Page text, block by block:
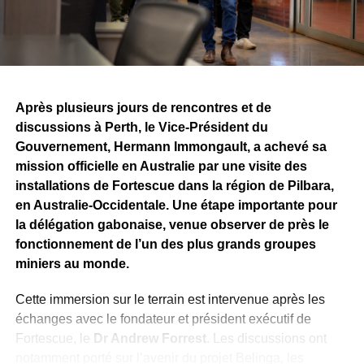
Après plusieurs jours de rencontres et de
discussions à Perth, le Vice-Président du
Gouvernement, Hermann Immongault, a achevé sa
mission officielle en Australie par une visite des
installations de Fortescue dans la région de Pilbara,
en Australie-Occidentale. Une étape importante pour
la délégation gabonaise, venue observer de près le
fonctionnement de l’un des plus grands groupes
miniers au monde.
Cette immersion sur le terrain est intervenue après les
échanges avec le fondateur et président exécutif de
Fortescue, le Dr Andrew Forrest. Les discussions ont